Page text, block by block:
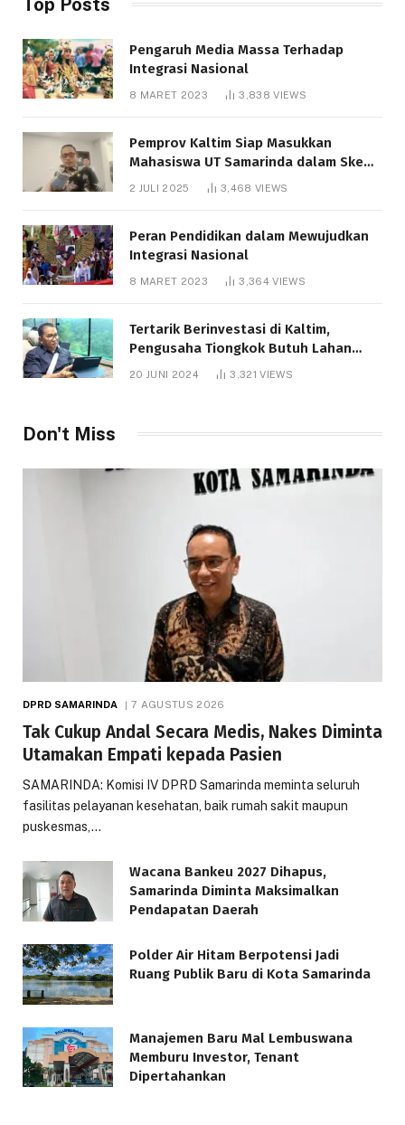
Pengaruh Media Massa Terhadap
Integrasi Nasional
8 MARET 2023 3,838VIEWS
Pemprov Kaltim Siap Masukkan
Mahasiswa UT Samarinda dalam Skema
Bantuan Pendidikan Gratispol
2 JULI 2025 3,468 VIEWS
Peran Pendidikan dalam Mewujudkan
Integrasi Nasional
8 MARET 2023 3,364VIEWS
Tertarik Berinvestasi di Kaltim,
Pengusaha Tiongkok Butuh Lahan
20 JUNI 2024 3,321VIEWS
Don't Miss
DPRD SAMARINDA 7 AGUSTUS 2026
Tak Cukup Andal Secara Medis, Nakes Diminta
Utamakan Empati kepada Pasien
SAMARINDA: Komisi IV DPRD Samarinda meminta seluruh
fasilitas pelayanan kesehatan, baik rumah sakit maupun
puskesmas,…
Wacana Bankeu 2027 Dihapus,
Samarinda Diminta Maksimalkan
Pendapatan Daerah
Polder Air Hitam Berpotensi Jadi
Ruang Publik Baru di Kota Samarinda
Manajemen Baru Mal Lembuswana
Memburu Investor, Tenant
Dipertahankan